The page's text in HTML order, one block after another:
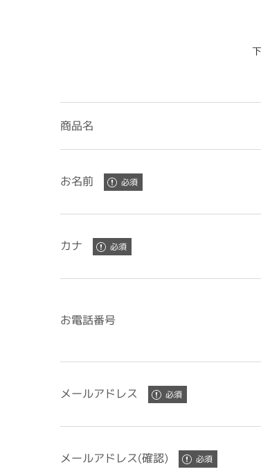
商品名
お名前
カナ
お電話番号
メールアドレス
メールアドレス(確認)